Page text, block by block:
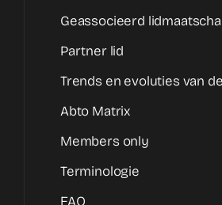
Geassocieerd
Partner lid
Trends en evoluties van
Abto Matrix
Members only
Terminologie
FAQ